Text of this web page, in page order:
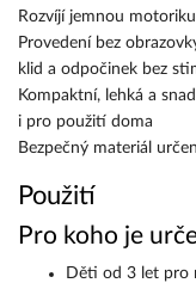
Rozvíjí jemnou
Provedení bez
klid a odpočinek bez
Kompaktní, lehká a
i pro použití doma
Bezpečný materiál
Použití
Pro koho je
Děti od 3 let pro